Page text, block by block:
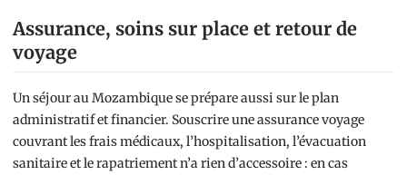
Assurance, soins sur place et retour de
voyage
Un séjour au Mozambique se prépare aussi sur le plan
administratif et financier. Souscrire une assurance voyage
couvrant les frais médicaux, l’hospitalisation, l’évacuation
sanitaire et le rapatriement n’a rien d’accessoire : en cas